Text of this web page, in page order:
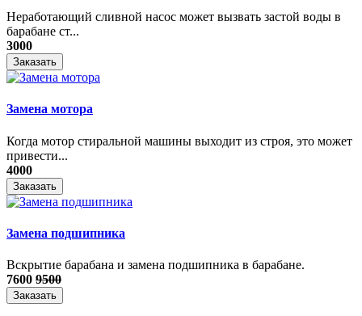
Неработающий сливной насос может вызвать застой воды в
барабане ст...
3000
Заказать
Замена мотора
Когда мотор стиральной машины выходит из строя, это может
привести...
4000
Заказать
Замена подшипника
Вскрытие барабана и замена подшипника в барабане.
7600 9500
Заказать